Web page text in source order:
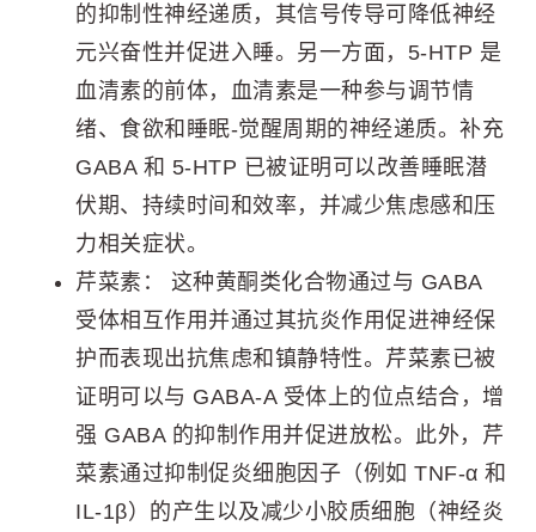
的抑制性神经递质，其信号传导可降低神经
元兴奋性并促进入睡。另一方面，5-HTP 是
血清素的前体，血清素是一种参与调节情
绪、食欲和睡眠-觉醒周期的神经递质。补充
GABA 和 5-HTP 已被证明可以改善睡眠潜
伏期、持续时间和效率，并减少焦虑感和压
力相关症状。
芹菜素： 这种黄酮类化合物通过与 GABA
受体相互作用并通过其抗炎作用促进神经保
护而表现出抗焦虑和镇静特性。芹菜素已被
证明可以与 GABA-A 受体上的位点结合，增
强 GABA 的抑制作用并促进放松。此外，芹
菜素通过抑制促炎细胞因子（例如 TNF-α 和
IL-1β）的产生以及减少小胶质细胞（神经炎